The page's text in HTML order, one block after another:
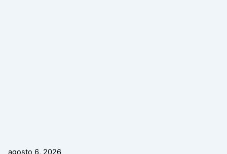
agosto 6, 2026